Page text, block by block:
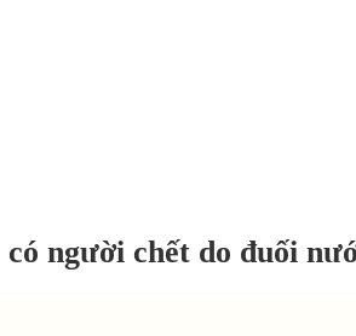
người chết do đuối